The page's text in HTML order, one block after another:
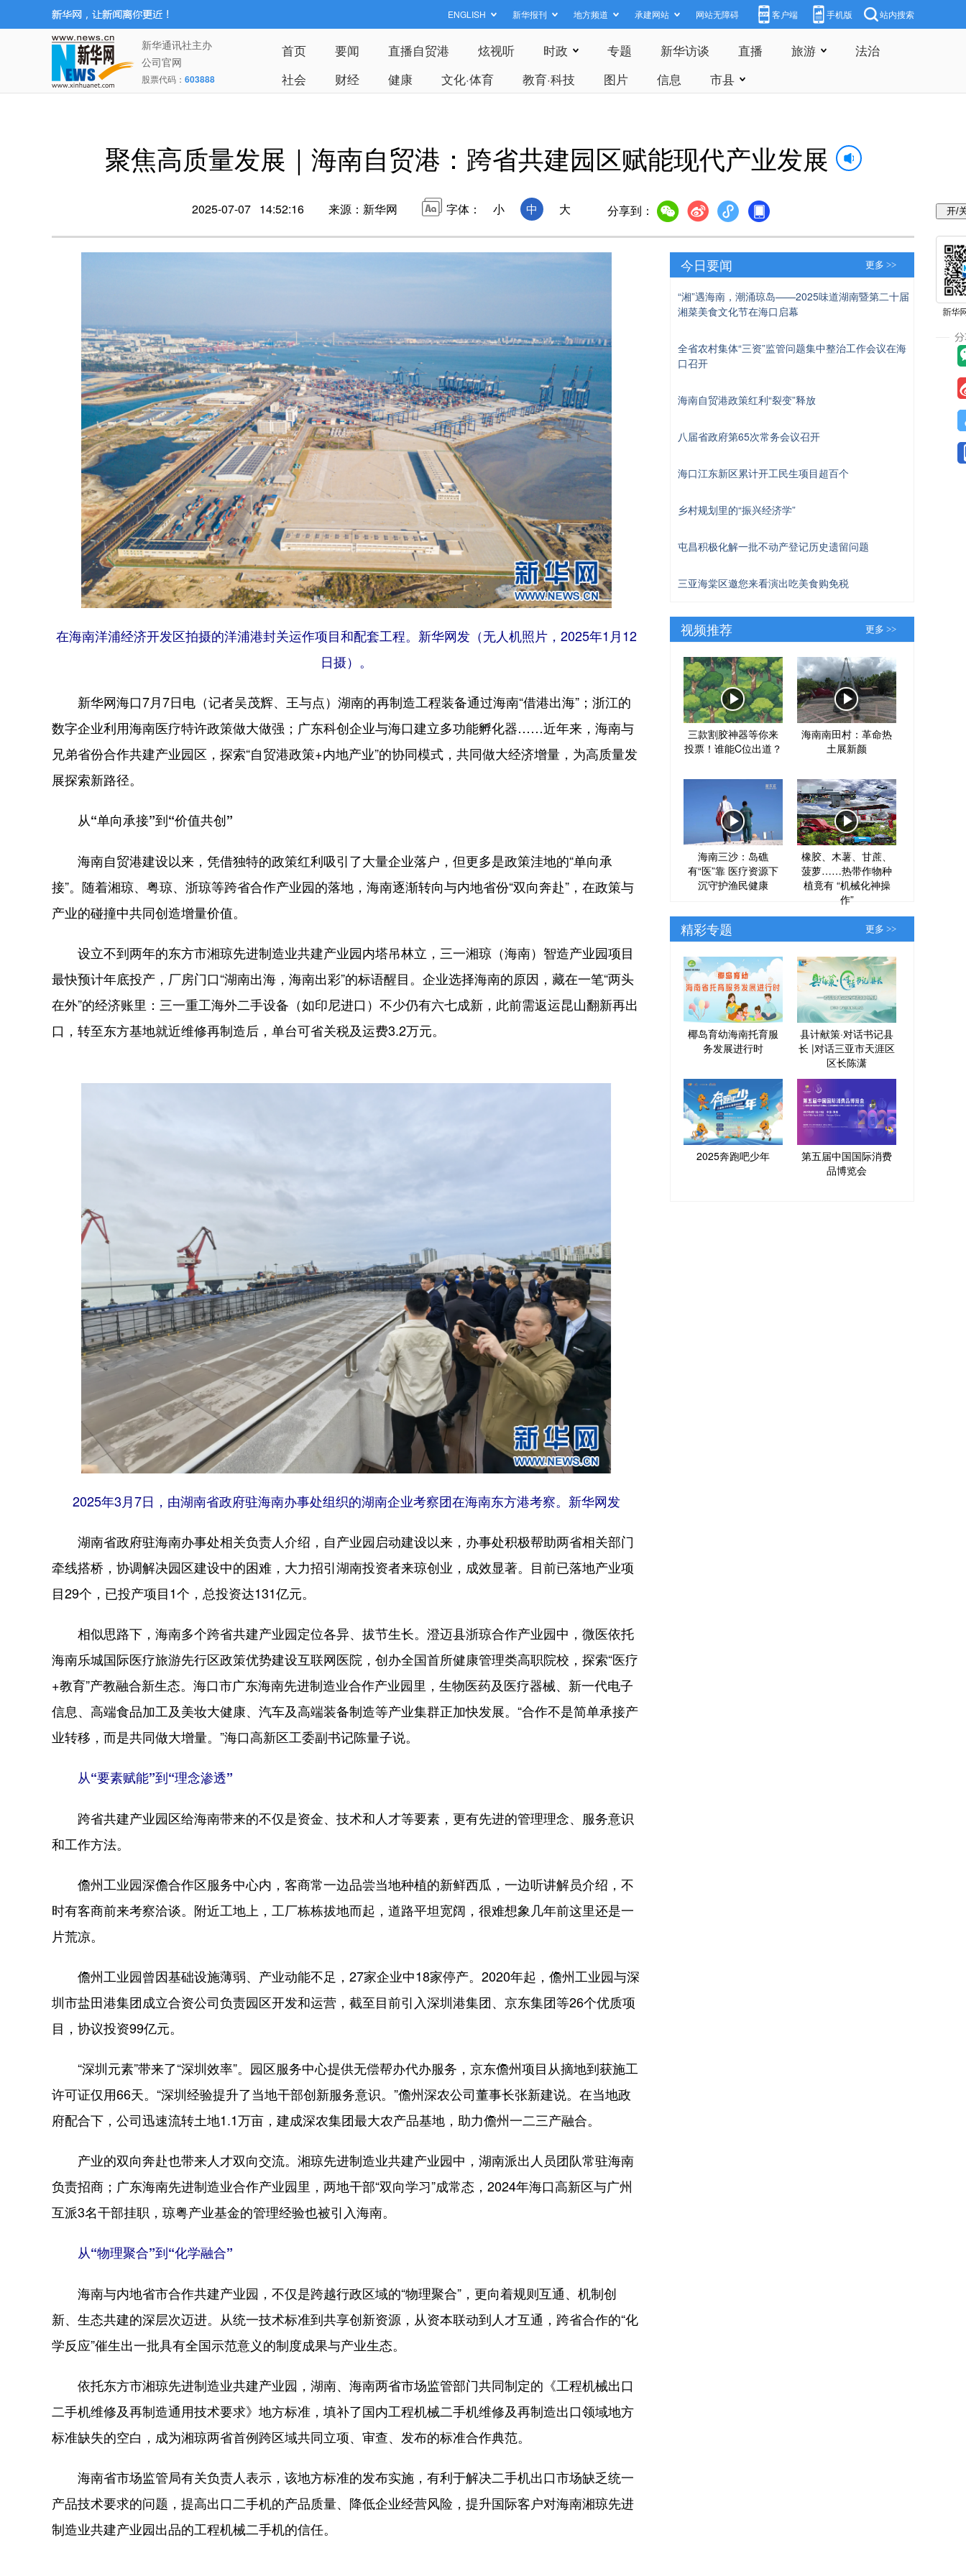
ENGLISH 新华报刊 地方频道 承建网站 网站无障碍 客户端 手机版 站内搜索
新华通讯社主办
公司官网
股票代码： 603888
首页 要闻 直播自贸港 炫视听 时政 专题 新华访谈 直播 旅游
法治
社会
财经 健康 文化·体育 教育·科技 图片 信息 市县
聚焦高质量发展｜海南自贸港：跨省共建园区赋能现代产业发展
2025-07-07 14:52:16 来源：新华网 字体： 小 中 大 分享到：
在海南洋浦经济开发区拍摄的洋浦港封关运作项目和配套工程。新华网发（无人机照片，2025年1月12
日摄）。
新华网海口7月7日电（记者吴茂辉、王与点）湖南的再制造工程装备通过海南“借港出海”；浙江的
数字企业利用海南医疗特许政策做大做强；广东科创企业与海口建立多功能孵化器……近年来，海南与
兄弟省份合作共建产业园区，探索“自贸港政策+内地产业”的协同模式，共同做大经济增量，为高质量发
展探索新路径。
从“单向承接”到“价值共创”
海南自贸港建设以来，凭借独特的政策红利吸引了大量企业落户，但更多是政策洼地的“单向承
接”。随着湘琼、粤琼、浙琼等跨省合作产业园的落地，海南逐渐转向与内地省份“双向奔赴”，在政策与
产业的碰撞中共同创造增量价值。
设立不到两年的东方市湘琼先进制造业共建产业园内塔吊林立，三一湘琼（海南）智造产业园项目
最快预计年底投产，厂房门口“湖南出海，海南出彩”的标语醒目。企业选择海南的原因，藏在一笔“两头
在外”的经济账里：三一重工海外二手设备（如印尼进口）不少仍有六七成新，此前需返运昆山翻新再出
口，转至东方基地就近维修再制造后，单台可省关税及运费3.2万元。
2025年3月7日，由湖南省政府驻海南办事处组织的湖南企业考察团在海南东方港考察。新华网发
湖南省政府驻海南办事处相关负责人介绍，自产业园启动建设以来，办事处积极帮助两省相关部门
牵线搭桥，协调解决园区建设中的困难，大力招引湖南投资者来琼创业，成效显著。目前已落地产业项
目29个，已投产项目1个，总投资达131亿元。
相似思路下，海南多个跨省共建产业园定位各异、拔节生长。澄迈县浙琼合作产业园中，微医依托
海南乐城国际医疗旅游先行区政策优势建设互联网医院，创办全国首所健康管理类高职院校，探索“医疗
+教育”产教融合新生态。海口市广东海南先进制造业合作产业园里，生物医药及医疗器械、新一代电子
信息、高端食品加工及美妆大健康、汽车及高端装备制造等产业集群正加快发展。“合作不是简单承接产
业转移，而是共同做大增量。”海口高新区工委副书记陈量子说。
从“要素赋能”到“理念渗透”
跨省共建产业园区给海南带来的不仅是资金、技术和人才等要素，更有先进的管理理念、服务意识
和工作方法。
儋州工业园深儋合作区服务中心内，客商常一边品尝当地种植的新鲜西瓜，一边听讲解员介绍，不
时有客商前来考察洽谈。附近工地上，工厂栋栋拔地而起，道路平坦宽阔，很难想象几年前这里还是一
片荒凉。
儋州工业园曾因基础设施薄弱、产业动能不足，27家企业中18家停产。2020年起，儋州工业园与深
圳市盐田港集团成立合资公司负责园区开发和运营，截至目前引入深圳港集团、京东集团等26个优质项
目，协议投资99亿元。
“深圳元素”带来了“深圳效率”。园区服务中心提供无偿帮办代办服务，京东儋州项目从摘地到获施工
许可证仅用66天。“深圳经验提升了当地干部创新服务意识。”儋州深农公司董事长张新建说。在当地政
府配合下，公司迅速流转土地1.1万亩，建成深农集团最大农产品基地，助力儋州一二三产融合。
产业的双向奔赴也带来人才双向交流。湘琼先进制造业共建产业园中，湖南派出人员团队常驻海南
负责招商；广东海南先进制造业合作产业园里，两地干部“双向学习”成常态，2024年海口高新区与广州
互派3名干部挂职，琼粤产业基金的管理经验也被引入海南。
从“物理聚合”到“化学融合”
海南与内地省市合作共建产业园，不仅是跨越行政区域的“物理聚合”，更向着规则互通、机制创
新、生态共建的深层次迈进。从统一技术标准到共享创新资源，从资本联动到人才互通，跨省合作的“化
学反应”催生出一批具有全国示范意义的制度成果与产业生态。
依托东方市湘琼先进制造业共建产业园，湖南、海南两省市场监管部门共同制定的《工程机械出口
二手机维修及再制造通用技术要求》地方标准，填补了国内工程机械二手机维修及再制造出口领域地方
标准缺失的空白，成为湘琼两省首例跨区域共同立项、审查、发布的标准合作典范。
海南省市场监管局有关负责人表示，该地方标准的发布实施，有利于解决二手机出口市场缺乏统一
产品技术要求的问题，提高出口二手机的产品质量、降低企业经营风险，提升国际客户对海南湘琼先进
制造业共建产业园出品的工程机械二手机的信任。
今日要闻 更多 >>
“湘”遇海南，潮涌琼岛——2025味道湖南暨第二十届
湘菜美食文化节在海口启幕
全省农村集体“三资”监管问题集中整治工作会议在海
口召开
海南自贸港政策红利“裂变”释放
八届省政府第65次常务会议召开
海口江东新区累计开工民生项目超百个
乡村规划里的“振兴经济学”
屯昌积极化解一批不动产登记历史遗留问题
三亚海棠区邀您来看演出吃美食购免税
视频推荐 更多 >>
三款割胶神器等你来
投票！谁能C位出道？
海南南田村：革命热
土展新颜
海南三沙：岛礁
有“医”靠 医疗资源下
沉守护渔民健康
橡胶、木薯、甘蔗、
菠萝……热带作物种
植竟有 “机械化神操
作”
精彩专题 更多 >>
椰岛育幼海南托育服
务发展进行时
县计献策·对话书记县
长 |对话三亚市天涯区
区长陈潇
2025奔跑吧少年
第五届中国国际消费
品博览会